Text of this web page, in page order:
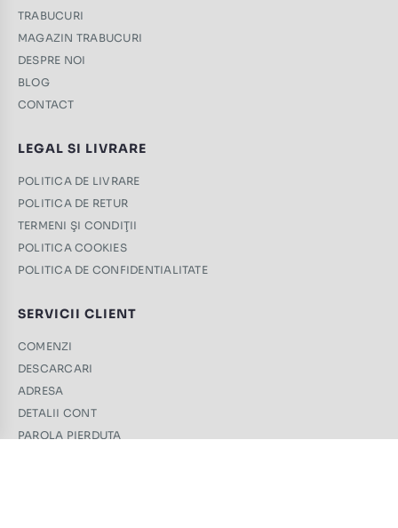
TRABUCURI
MAGAZIN TRABUCURI
DESPRE NOI
BLOG
CONTACT
LEGAL SI LIVRARE
POLITICA DE LIVRARE
POLITICA DE RETUR
TERMENI ŞI CONDIŢII
POLITICA COOKIES
POLITICA DE CONFIDENTIALITATE
SERVICII CLIENT
COMENZI
DESCARCARI
ADRESA
DETALII CONT
PAROLA PIERDUTA